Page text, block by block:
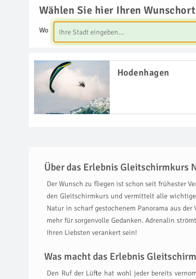
Wählen Sie hier Ihren
Wo
Hodenhagen
Über das Erlebnis Gleitschirmkurs
Der Wunsch zu fliegen ist schon seit frühester
den Gleitschirmkurs und vermittelt alle
Natur in scharf gestochenem Panorama aus
mehr für sorgenvolle Gedanken. Adrenalin
Ihren Liebsten verankert sein!
Was macht das Erlebnis
Den Ruf der Lüfte hat wohl jeder bereits